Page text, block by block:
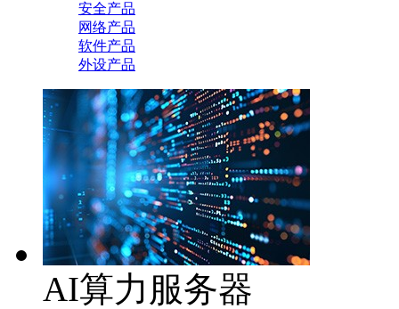
安全产品
网络产品
软件产品
外设产品
AI算力服务器